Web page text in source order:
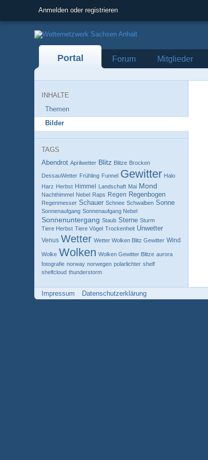
Anmelden oder registrieren
Portal Forum Mitglieder
INHALTE
Themen
Bilder
TAGS
Abendrot Aprilwetter Blitz Blitze Brocken
DessauWetter Frühling Funnel Gewitter Halo
Harz Herbst Himmel Landschaft Mai Mond
Nachthimmel Nebel Raps Regen Regenbogen
Regenmesser Schauer Schnee Schwalben Sonne
Sonnenaufgang Sonnenaufgang Nebel
Sonnenuntergang Staub Sterne Sturm
Tiere Herbst Tiere Vögel Trockenheit Unwetter
Venus Wetter Wetter Wolken Blitz Gewitter Wind
Wolke Wolken Wolken Gewitter Blitze aurora
fotografie norway norwegen polarlichter shelf
shelfcloud thunderstorm
Impressum Datenschutzerklärung